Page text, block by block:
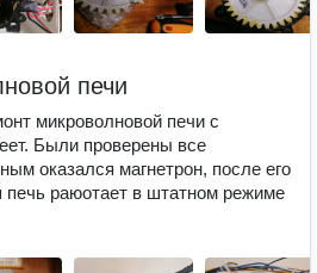
печи
микроволновой печи с
Были проверены все
оказался магнетрон, после его
раюотает в штатном режиме